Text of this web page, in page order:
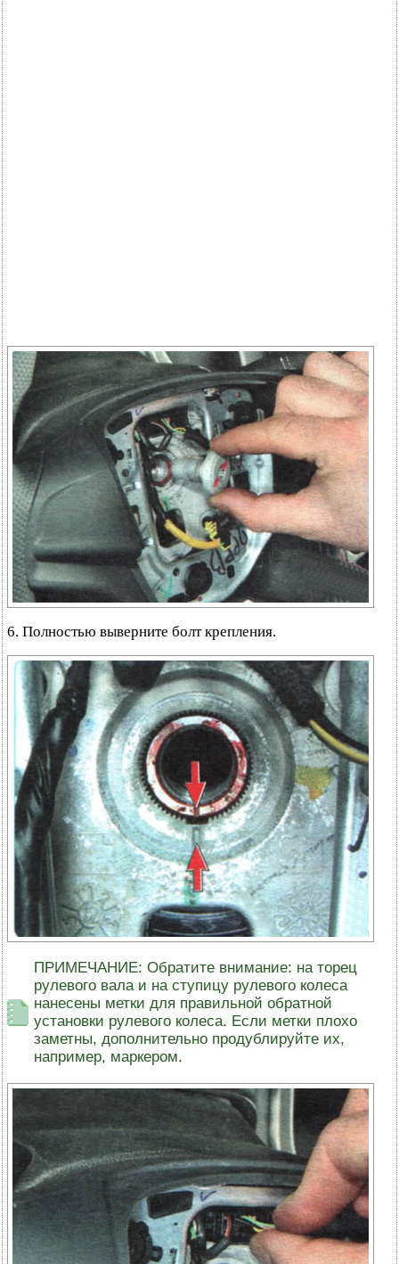
6. Полностью выверните болт крепления.
ПРИМЕЧАНИЕ: Обратите внимание: на торец
рулевого вала и на ступицу рулевого колеса
нанесены метки для правильной обратной
установки рулевого колеса. Если метки плохо
заметны, дополнительно продублируйте их,
например, маркером.